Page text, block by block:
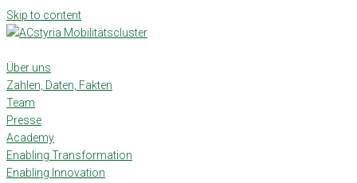
Skip to content
Über uns
Zahlen, Daten, Fakten
Team
Presse
Academy
Enabling Transformation
Enabling Innovation